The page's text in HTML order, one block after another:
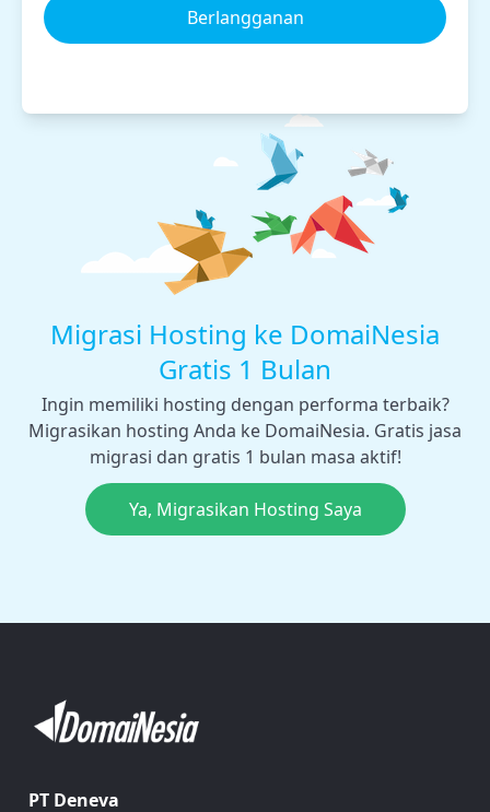
Berlangganan
Migrasi Hosting ke DomaiNesia
Gratis 1 Bulan
Ingin memiliki hosting dengan performa terbaik?
Migrasikan hosting Anda ke DomaiNesia. Gratis jasa
migrasi dan gratis 1 bulan masa aktif!
Ya, Migrasikan Hosting Saya
PT Deneva